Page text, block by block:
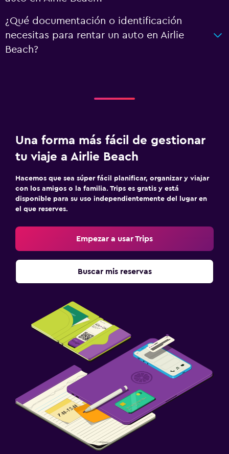
¿Qué documentación o identificación
necesitas para rentar un auto en Airlie
Beach?
Una forma más fácil de gestionar
tu viaje a Airlie Beach
Hacemos que sea súper fácil planificar, organizar y viajar
con los amigos o la familia. Trips es gratis y está
disponible para su uso independientemente del lugar en
el que reserves.
Empezar a usar Trips
Buscar mis reservas